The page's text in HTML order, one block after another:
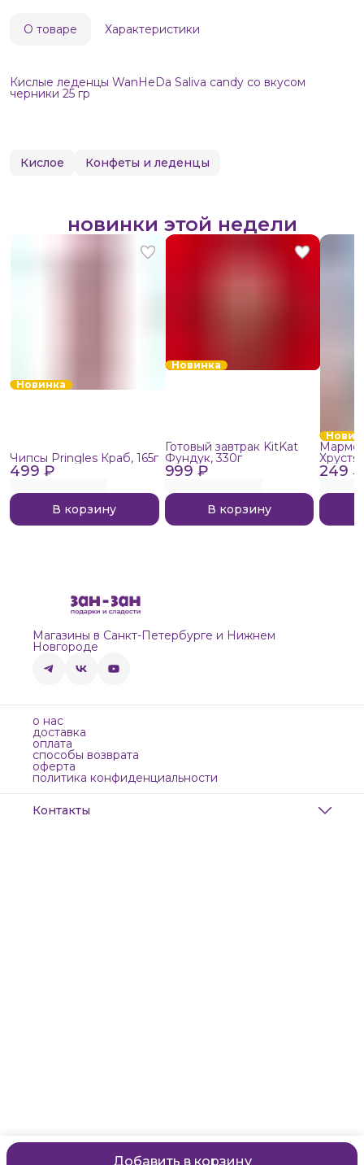
Добавить в корзину
О товаре Характеристики
Кислые леденцы WanHeDa Saliva candy со вкусом
черники 25 гр
Кислое Конфеты и леденцы
новинки этой недели
Новинка
499 ₽
Чипсы Pringles Краб, 165г
В корзину
Новинка
999 ₽
Готовый завтрак KitKat
Фундук, 330г
В корзину
249 ₽
Магазины в Санкт-Петербурге и Нижнем
Новгороде
о нас
доставка
оплата
способы возврата
оферта
политика конфиденциальности
Контакты